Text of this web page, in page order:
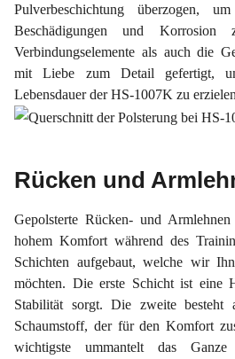
Pulverbeschichtung überzogen,
Beschädigungen und Korrosion
Verbindungselemente als auch die
mit Liebe zum Detail gefertigt,
Lebensdauer der HS-1007K zu
Rücken und
Gepolsterte Rücken- und
hohem Komfort während des
Schichten aufgebaut, welche wir
möchten. Die erste Schicht ist eine
Stabilität sorgt. Die zweite
Schaumstoff, der für den Komfort
wichtigste ummantelt das